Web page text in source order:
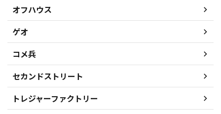
オフハウス
ゲオ
コメ兵
セカンドストリート
トレジャーファクトリー